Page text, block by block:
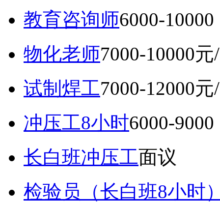
教育咨询师6000-
物化老师7000-10000元
试制焊工7000-12000元
冲压工8小时6000-
长白班冲压工面议
检验员（长白班8小时